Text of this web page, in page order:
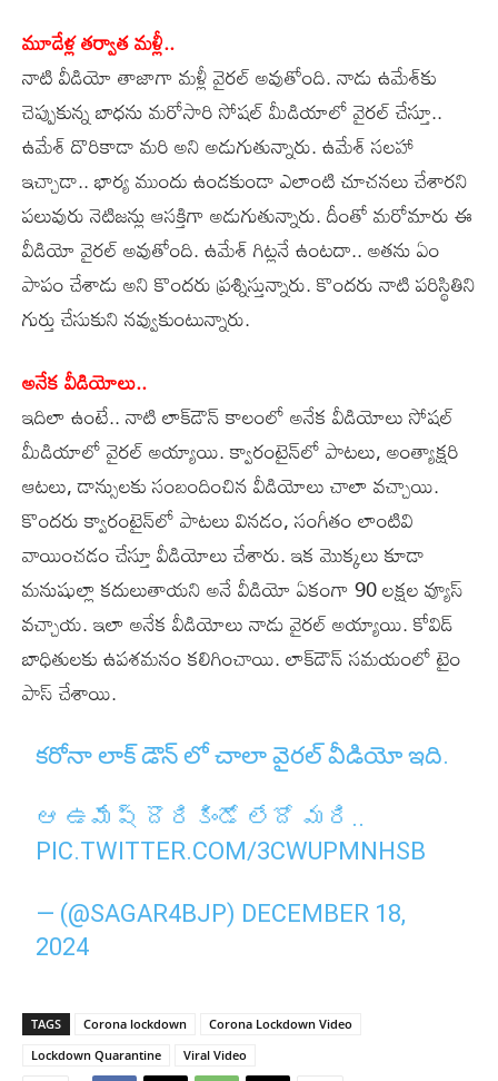
మూడేళ్ల తర్వాత మళ్లీ..
నాటి వీడియో తాజాగా మళ్లీ వైరల్‌ అవుతోంది. నాడు ఉమేశ్‌కు
చెప్పుకున్న బాధను మరోసారి సోషల్‌ మీడియాలో వైరల్‌ చేస్తూ..
ఉమేశ్‌ దొరికాడా మరి అని అడుగుతున్నారు. ఉమేశ్‌ సలహా
ఇచ్చాడా.. భార్య ముందు ఉండకుండా ఎలాంటి చూచనలు చేశారని
పలువురు నెటిజన్లు ఆసక్తిగా అడుగుతున్నారు. దీంతో మరోమారు ఈ
వీడియో వైరల్‌ అవుతోంది. ఉమేశ్‌ గిట్లనే ఉంటదా.. అతను ఏం
పాపం చేశాడు అని కొందరు ప్రశ్నిస్తున్నారు. కొందరు నాటి పరిస్థితిని
గుర్తు చేసుకుని నవ్వుకుంటున్నారు.
అనేక వీడియోలు..
ఇదిలా ఉంటే.. నాటి లాక్‌డౌన్‌ కాలంలో అనేక వీడియోలు సోషల్‌
మీడియాలో వైరల్‌ అయ్యాయి. క్వారంటైన్‌లో పాటలు, అంత్యాక్షరి
ఆటలు, డాన్సులకు సంబందించిన వీడియోలు చాలా వచ్చాయి.
కొందరు క్వారంటైన్‌లో పాటలు వినడం, సంగీతం లాంటివి
వాయించడం చేస్తూ వీడియోలు చేశారు. ఇక మొక్కలు కూడా
మనుషుల్లా కదులుతాయని అనే వీడియో ఏకంగా 90 లక్షల వ్యూస్‌
వచ్చాయ. ఇలా అనేక వీడియోలు నాడు వైరల్‌ అయ్యాయి. కోవిడ్‌
బాధితులకు ఉపశమనం కలిగించాయి. లాక్‌డౌన్‌ సమయంలో టైం
పాస్‌ చేశాయి.
కరోనా లాక్ డౌన్ లో చాలా వైరల్ వీడియో ఇది.
ఆ ఉమేష్ దొరికిండో లేదో మరి..
PIC.TWITTER.COM/3CWUPMNHSB
— (@SAGAR4BJP) DECEMBER 18,
2024
TAGS Corona lockdown
Corona Lockdown Video
Lockdown Quarantine
Viral Video